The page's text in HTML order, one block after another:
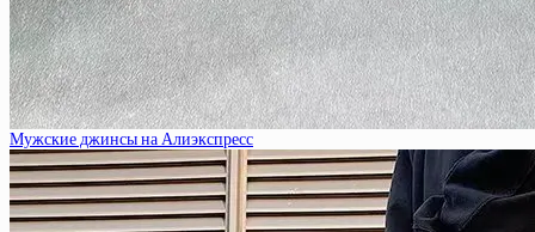
Мужские джинсы на Алиэкспресс